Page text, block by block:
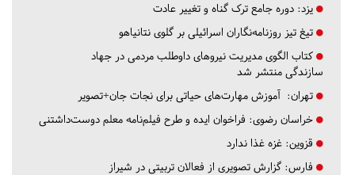
یزد: دوره جامع ترک گناه و تغییر عادت
تیغ تیز روزنامه‌نگاران اسرائیلی بر گلوی نتانیاهو
کتاب الگوی مدیریت نیروهای داوطلب مردمی در جهاد
سازندگی منتشر شد
تهران: آموزش مهارت‌های حیاتی برای نجات جان+تصویر
خراسان رضوی: فراخوان ایده و طرح فیلم‌نامه معلم دوست‌داشتنی
قزوین: غزه غذا ندارد
فارس: گزارش تصویری از فعالان تربیتی در شیراز